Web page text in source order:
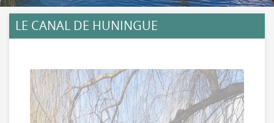
LE CANAL DE HUNINGUE